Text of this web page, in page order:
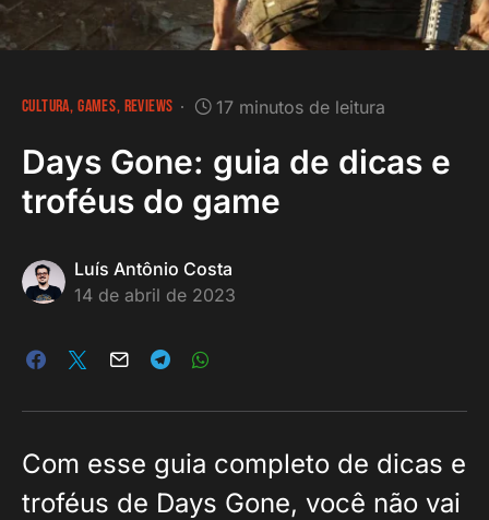
CULTURA GAMES REVIEWS 17 minutos de leitura
Days Gone: guia de dicas e
troféus do game
Luís Antônio Costa
14 de abril de 2023
Com esse guia completo de dicas e
troféus de Days Gone, você não vai